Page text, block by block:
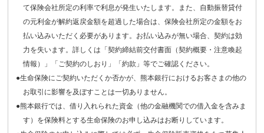
て保険会社所定の利率で利息が発生いたします。また、自動振替貸付
の元利金が解約返戻金額を超過した場合は、保険会社所定の金額をお
払い込みいただく必要があります。お払い込みが無い場合、契約は効
力を失います。詳しくは「契約締結前交付書面（契約概要・注意喚起
情報）」「ご契約のしおり」「約款」等でご確認ください。
●生命保険にご契約いただくか否かが、熊本銀行におけるお客さまの他の
お取引に影響を及ぼすことは一切ありません。
●熊本銀行では、借り入れられた資金（他の金融機関での借入金を含みま
す）を保険料とする生命保険のお申し込みはお断りしています。